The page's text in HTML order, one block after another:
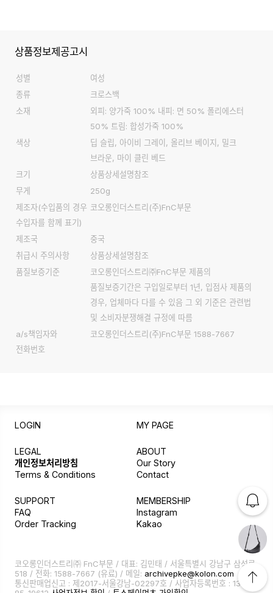
상품정보제공고시
성별
여성
종류
크로스백
소재
외피: 양가죽 100% 내피: 면 50% 폴리에스터
50% 트림: 합성가죽 100%
색상
딥 슬립, 아이비 그레이, 올리브 베이지, 밀크
브라운, 마이 클린 베드
크기
상품상세설명참조
무게
250g
제조자(수입품의 경우
수입자를 함께 표기)
코오롱인더스트리(주)FnC부문
제조국
중국
취급시 주의사항
상품상세설명참조
품질보증기준
코오롱인더스트리㈜FnC부문 제품의
품질보증기간은 구입일로부터 1년, 입점사 제품의
경우, 업체마다 다를 수 있음 그 외 기준은 관련법
및 소비자분쟁해결 규정에 따름
a/s책임자와
전화번호
코오롱인더스트리(주)FnC부문 1588-7667
LOGIN MY PAGE
LEGAL
개인정보처리방침
Terms & Conditions
ABOUT
Our Story
Contact
SUPPORT
FAQ
Order Tracking
MEMBERSHIP
Instagram
Kakao
코오롱인더스트리㈜ FnC부문 / 대표: 김민태 / 서울특별시 강남구 삼성로
518 / 전화: 1588-7667 (유료) / 메일: archivepke@kolon.com
통신판매업신고 : 제2017-서울강남-02297호 / 사업자등록번호 : 138-